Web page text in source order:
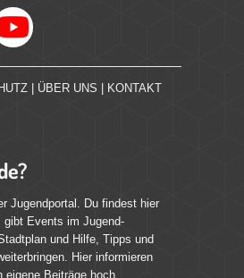
| ÜBER UNS | KONTAKT
Jugendportal. Du findest hier
Events im Jugend-
und Hilfe, Tipps und
Hier informieren
Beiträge hoch.